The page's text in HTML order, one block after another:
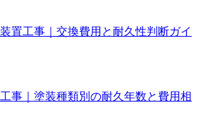
置工事｜交換費用と耐久性判断ガイ
事｜塗装種類別の耐久年数と費用相